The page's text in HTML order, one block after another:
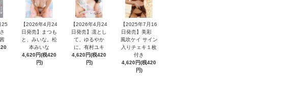
25
【2026年4月24
日発売】まつも
と、みいな。松
本みいな
4,620円(税420
円)
【2026年4月24
日発売】凛とし
て、ゆるやか
に。有村ユキ
4,620円(税420
円)
【2025年7月16
日発売】美彩
風吹ケイ サイン
入りチェキ１枚
付き
4,620円(税420
円)